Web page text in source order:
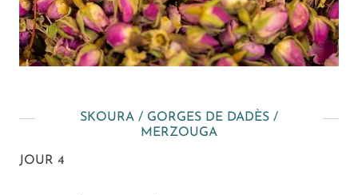
SKOURA / GORGES DE DADÈS /
MERZOUGA
JOUR 4